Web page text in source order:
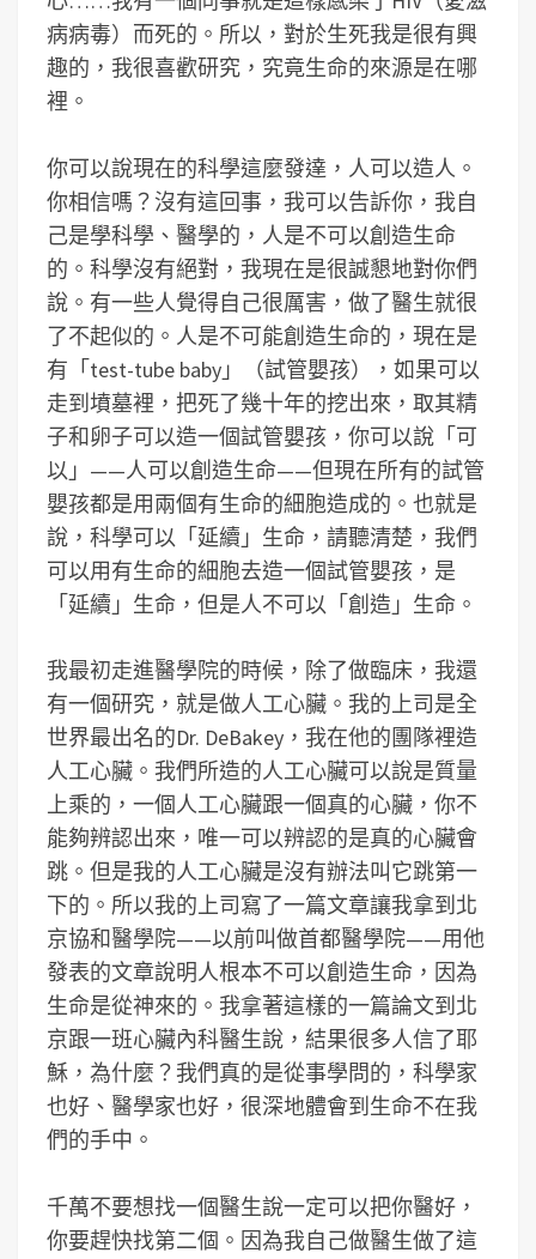
病病毒）而死的。所以，對於生死我是很有興
趣的，我很喜歡研究，究竟生命的來源是在哪
裡。
你可以說現在的科學這麼發達，人可以造人。
你相信嗎？沒有這回事，我可以告訴你，我自
己是學科學、醫學的，人是不可以創造生命
的。科學沒有絕對，我現在是很誠懇地對你們
說。有一些人覺得自己很厲害，做了醫生就很
了不起似的。人是不可能創造生命的，現在是
有「test-tube baby」（試管嬰孩），如果可以
走到墳墓裡，把死了幾十年的挖出來，取其精
子和卵子可以造一個試管嬰孩，你可以說「可
以」——人可以創造生命——但現在所有的試管
嬰孩都是用兩個有生命的細胞造成的。也就是
說，科學可以「延續」生命，請聽清楚，我們
可以用有生命的細胞去造一個試管嬰孩，是
「延續」生命，但是人不可以「創造」生命。
我最初走進醫學院的時候，除了做臨床，我還
有一個研究，就是做人工心臟。我的上司是全
世界最出名的Dr. DeBakey，我在他的團隊裡造
人工心臟。我們所造的人工心臟可以說是質量
上乘的，一個人工心臟跟一個真的心臟，你不
能夠辨認出來，唯一可以辨認的是真的心臟會
跳。但是我的人工心臟是沒有辦法叫它跳第一
下的。所以我的上司寫了一篇文章讓我拿到北
京協和醫學院——以前叫做首都醫學院——用他
發表的文章說明人根本不可以創造生命，因為
生命是從神來的。我拿著這樣的一篇論文到北
京跟一班心臟內科醫生說，結果很多人信了耶
穌，為什麼？我們真的是從事學問的，科學家
也好、醫學家也好，很深地體會到生命不在我
們的手中。
千萬不要想找一個醫生說一定可以把你醫好，
你要趕快找第二個。因為我自己做醫生做了這